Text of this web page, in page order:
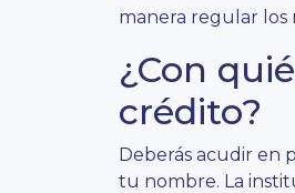
manera regular los
¿Con
crédito?
Deberás acudir en
tu nombre. La